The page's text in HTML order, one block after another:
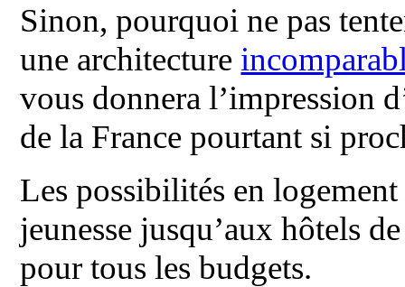
Sinon, pourquoi ne pas
une architecture
vous donnera l’impression
de la France pourtant si
Les possibilités en
jeunesse jusqu’aux hôtels
pour tous les budgets.